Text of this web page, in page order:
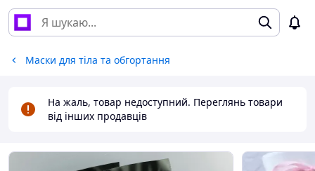
Маски для тіла та обгортання
На жаль, товар недоступний. Переглянь товари
від інших продавців